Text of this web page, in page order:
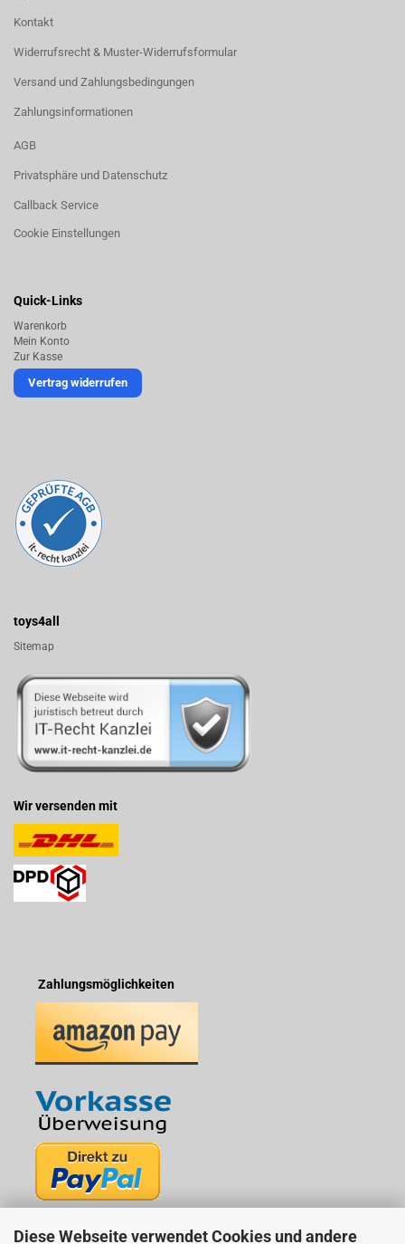
Diese Webseite verwendet Cookies und andere
Kontakt
Widerrufsrecht & Muster-Widerrufsformular
Versand und Zahlungsbedingungen
Zahlungsinformationen
AGB
Privatsphäre und Datenschutz
Callback Service
Cookie Einstellungen
Quick-Links
Warenkorb
Mein Konto
Zur Kasse
Vertrag widerrufen
toys4all
Sitemap
Wir versenden mit
Zahlungsmöglichkeiten